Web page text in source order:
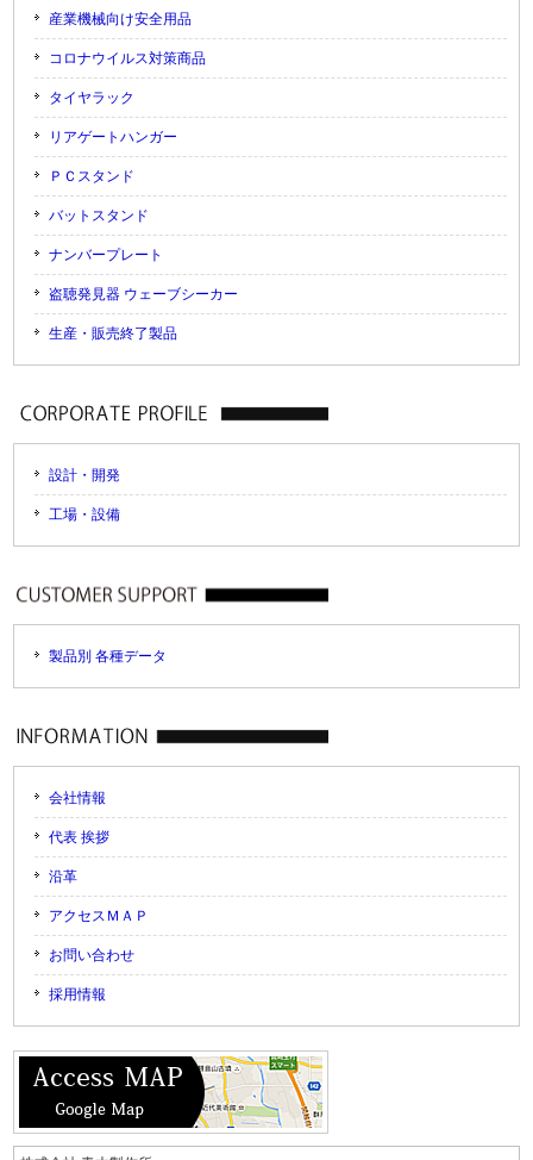
産業機械向け安全用品
コロナウイルス対策商品
タイヤラック
リアゲートハンガー
ＰＣスタンド
バットスタンド
ナンバープレート
盗聴発見器 ウェーブシーカー
生産・販売終了製品
設計・開発
工場・設備
製品別 各種データ
会社情報
代表 挨拶
沿革
アクセスＭＡＰ
お問い合わせ
採用情報